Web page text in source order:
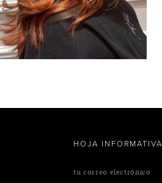
HOJA INFORMATIVA
tu correo electrónico